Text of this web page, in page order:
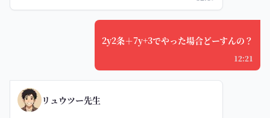
2y2条＋7y+3でやった場合どーすんの？
12:21
リュウツー先生